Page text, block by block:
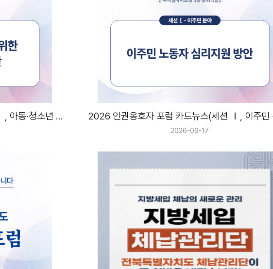
2026 인권옹호자 포럼 카드뉴스(세션 Ⅱ , 아동·청소년 분야) 2026 인권옹호자 포럼 카드뉴스(세션 Ⅰ, 이주민
2026-06-17